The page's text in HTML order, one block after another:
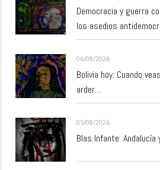
Democracia y guerra
los asedios
06/08/2026
Bolivia hoy: Cuando
arder…
05/08/2026
Blas Infante: Andalucía